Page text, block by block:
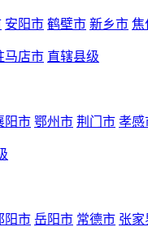
安阳市 鹤壁市 新乡市 焦
马店市 直辖县级
阳市 鄂州市 荆门市 孝感
阳市 岳阳市 常德市 张家